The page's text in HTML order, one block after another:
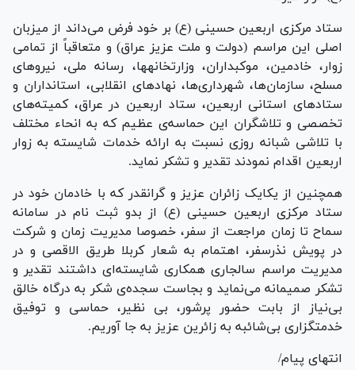
ستاد مرکزی اربعین حسینی (ع) بر خود فرض می‌داند از میزبان
اصلی این مراسم (دولت و ملت عزیز عراق) و متعاقباً از تمامی
زوار، خادمین، موکب­داران، وزارتخانه­ها، رسانه ملی، نیرو‌های
مسلح، سازمان‌ها، شهرداری‌ها، نهاد‌های انقلابی، استانداران و
ستاد‌های استانی اربعین، ستاد اربعین در عراق، کمیته‌های
تخصصی و تلاشگران این حماسه‌ی عظیم که به انحاء مختلف
با تلاشی شبانه روزی نسبت به ارائه خدمات شایسته به زوار
اربعین اقدام نمودند تقدیر و تشکر نماید.
همچنین از یکایک زائران عزیز و گرانقدر که با خادمان خود در
ستاد مرکزی اربعین حسینی (ع) از بدو ثبت نام در سامانه
سماح تا زمان مراجعت از سفر، خصوصا مدیریت زمان و شرکت
در پویش نذرسفر، اهتمام به شعار کربلا طریق الاقصی و در
مدیریت مراسم سالجاری همکاری شایسته‌ای داشتند تقدیر و
تشکر صمیمانه می‌نماید و بجاست سجده‌ی شکر به درگاه خالق
بی‌نیاز از بابت حضور پرشور، بی نظیر، حماسی و توفیق
خدمتگزاری بی‌شائبه به زائرین عزیز به جا آوریم.
انتهای پیام/